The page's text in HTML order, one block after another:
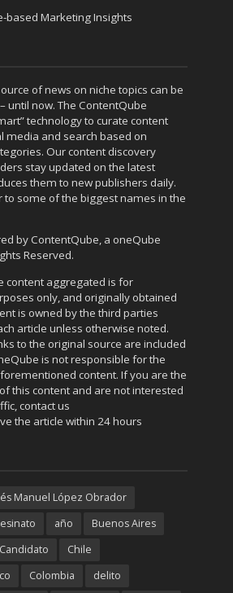
based Marketing Insights
of news on niche topics can be
until now. The ContentQube
technology to curate content
media and search based on
Our content discovery
stay updated on the latest
them to new publishers daily.
to some of the biggest names in the
byContentQube, a oneQube
Reserved.
content aggregated is for
only, and originally obtained
is owned by the third parties
article unless otherwise noted.
to the original source are included
is not responsible for the
content. If you are the
this content and are not interested
contact us
the article within 24 hours
Manuel López Obrador
año
Buenos Aires
Candidato
Chile
Colombia
delito